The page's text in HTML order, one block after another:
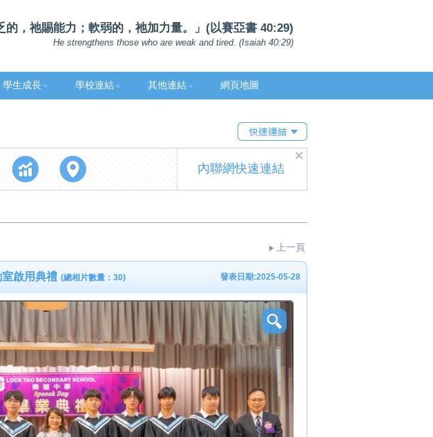
的，祂賜能力；軟弱的，祂加力量。」(以賽亞書 40:29)
He strengthens those who are weak and tired. (Isaiah 40:29)
學生成長 學校連結 其他連結 網頁地圖
內聯網快速連結
上一頁
發表日期:2025-05-28
啟用典禮 (總相片數量：30)